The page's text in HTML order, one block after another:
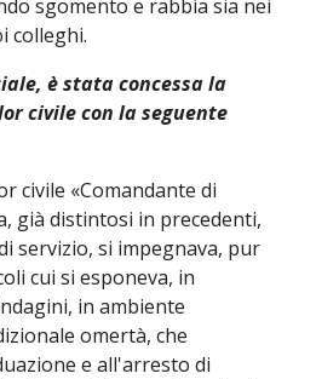
sgomento e rabbia sia nei
colleghi.
è stata concessa la
civile con la seguente
civile «Comandante di
già distintosi in precedenti,
servizio, si impegnava, pur
cui si esponeva, in
in ambiente
omertà, che
e all'arresto di